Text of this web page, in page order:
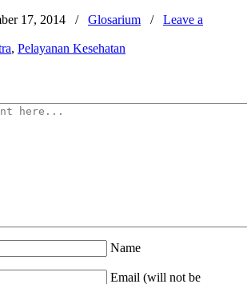
17, 2014 / Glosarium / Leave a
, Pelayanan Kesehatan
Name
Email (will not be